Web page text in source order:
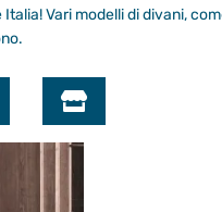
Vari modelli di divani,